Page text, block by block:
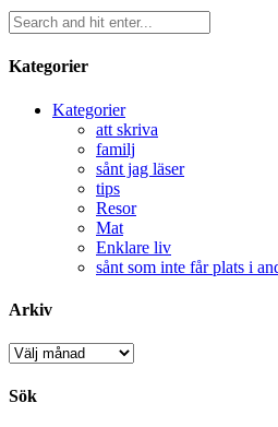
Kategorier
Kategorier
att skriva
familj
sånt jag läser
tips
Resor
Mat
Enklare liv
sånt som inte får plats i
Arkiv
Arkiv
Sök